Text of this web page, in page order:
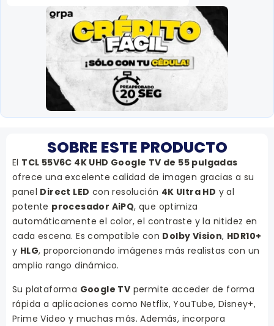
SOBRE ESTE PRODUCTO
El TCL 55V6C 4K UHD Google TV de 55 pulgadas
ofrece una excelente calidad de imagen gracias a su
panel Direct LED con resolución 4K Ultra HD y al
potente procesador AiPQ, que optimiza
automáticamente el color, el contraste y la nitidez en
cada escena. Es compatible con Dolby Vision, HDR10+
y HLG, proporcionando imágenes más realistas con un
amplio rango dinámico.
Su plataforma Google TV permite acceder de forma
rápida a aplicaciones como Netflix, YouTube, Disney+,
Prime Video y muchas más. Además, incorpora